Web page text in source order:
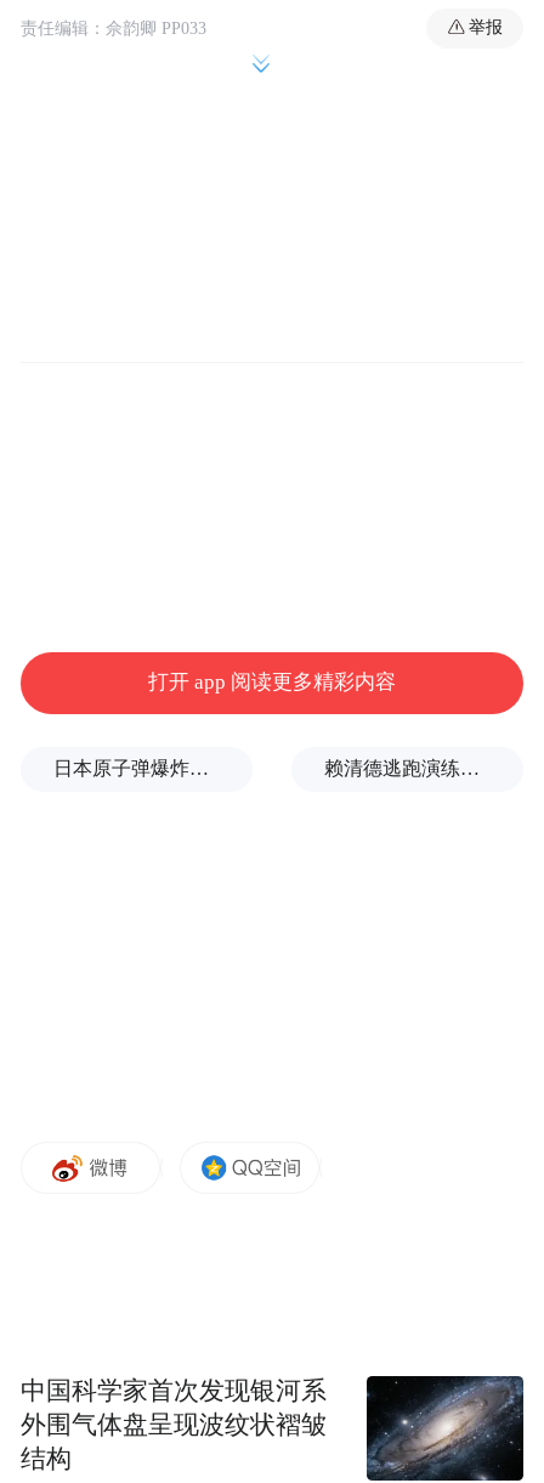
向为此付出辛苦与努力的同仁们表示敬意。
行着。我们知道，这些已然超越公益慈善领
域，成为全社会关注的公共事业。
责任编辑：佘韵卿 PP033 举报
打开 app 阅读更多精彩内容
日本原子弹爆炸亲历者反对高市修改无核三原则，“她应该下台” 赖清德逃跑演练有美方人员参与，台媒体人：终于正式演练逃亡计划了
中国科学家首次发现银河系
外围气体盘呈现波纹状褶皱
结构